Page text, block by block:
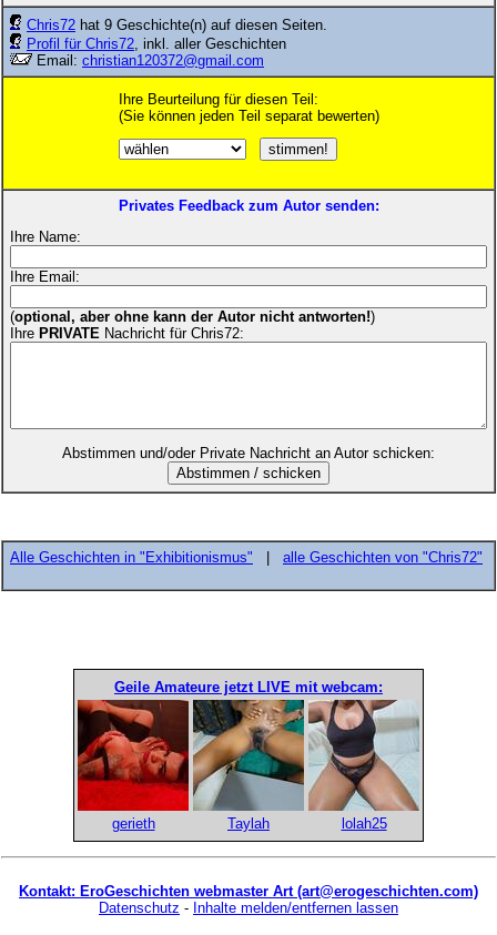
Chris72 hat 9 Geschichte(n) auf diesen Seiten.
Profil für Chris72 , inkl. aller Geschichten
Email: christian120372@gmail.com
Ihre Beurteilung für diesen Teil:
(Sie können jeden Teil separat bewerten)
Privates Feedback zum Autor senden:
Ihre Name:
Ihre Email:
(optional, aber ohne kann der Autor nicht antworten!)
Ihre PRIVATE Nachricht für Chris72:
Abstimmen und/oder Private Nachricht an Autor schicken:
Alle Geschichten in "Exhibitionismus" | alle Geschichten von "Chris72"
Geile Amateure jetzt LIVE mit webcam:
gerieth Taylah lolah25
Kontakt: EroGeschichten webmaster Art (art@erogeschichten.com)
Datenschutz - Inhalte melden/entfernen lassen